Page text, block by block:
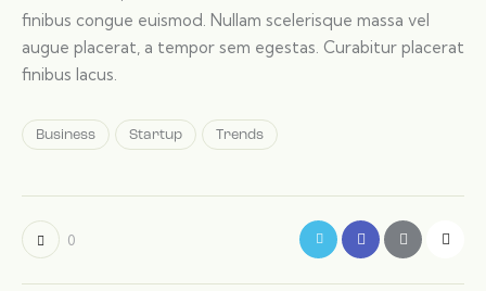
finibus congue euismod. Nullam scelerisque massa vel
augue placerat, a tempor sem egestas. Curabitur placerat
finibus lacus.
Business Startup Trends
0